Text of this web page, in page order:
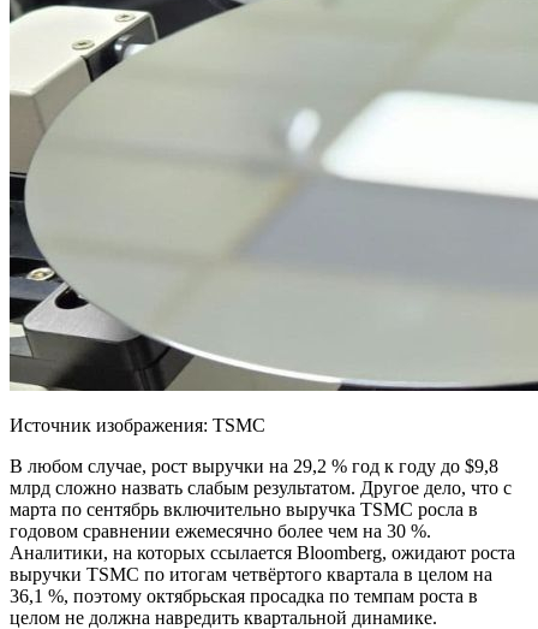
Источник изображения: TSMC
В любом случае, рост выручки на 29,2 % год к году до $9,8
млрд сложно назвать слабым результатом. Другое дело, что с
марта по сентябрь включительно выручка TSMC росла в
годовом сравнении ежемесячно более чем на 30 %.
Аналитики, на которых ссылается Bloomberg, ожидают роста
выручки TSMC по итогам четвёртого квартала в целом на
36,1 %, поэтому октябрьская просадка по темпам роста в
целом не должна навредить квартальной динамике.